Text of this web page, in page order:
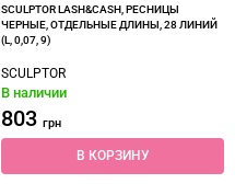
SCULPTOR LASH&CASH, РЕСНИЦЫ
ЧЕРНЫЕ, ОТДЕЛЬНЫЕ ДЛИНЫ, 28 ЛИНИЙ
(L, 0,07, 9)
SCULPTOR
В наличии
803 грн
В КОРЗИНУ